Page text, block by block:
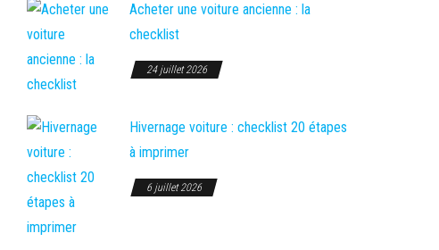
Acheter une voiture ancienne : la
checklist
24 juillet 2026
Hivernage voiture : checklist 20 étapes
à imprimer
6 juillet 2026